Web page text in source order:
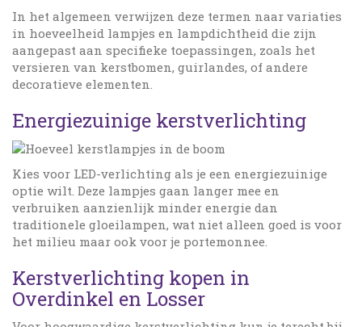
In het algemeen verwijzen deze termen naar variaties
in hoeveelheid lampjes en lampdichtheid die zijn
aangepast aan specifieke toepassingen, zoals het
versieren van kerstbomen, guirlandes, of andere
decoratieve elementen.
Energiezuinige kerstverlichting
Kies voor LED-verlichting als je een energiezuinige
optie wilt. Deze lampjes gaan langer mee en
verbruiken aanzienlijk minder energie dan
traditionele gloeilampen, wat niet alleen goed is voor
het milieu maar ook voor je portemonnee.
Kerstverlichting kopen in
Overdinkel en Losser